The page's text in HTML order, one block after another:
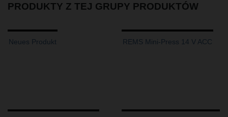
PRODUKTY Z TEJ GRUPY PRODUKTÓW
Neues Produkt REMS Mini-Press 14 V ACC